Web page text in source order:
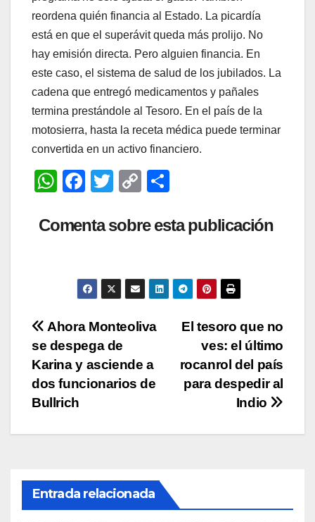
reordena quién financia al Estado. La picardía
está en que el superávit queda más prolijo. No
hay emisión directa. Pero alguien financia. En
este caso, el sistema de salud de los jubilados. La
cadena que entregó medicamentos y pañales
termina prestándole al Tesoro. En el país de la
motosierra, hasta la receta médica puede terminar
convertida en un activo financiero.
W
at
p
F
c
b
o
o
k
T
tt
C
p
Li
n
m
ar
tir
Comenta sobre esta publicación
Navegación
de
entradas
El tesoro que no
ves: el último
rocanrol del país
para despedir al
Indio
Ahora Monteoliva
se despega de
Karina y asciende a
dos funcionarios de
Bullrich
Entrada relacionada